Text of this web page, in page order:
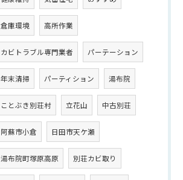
倉庫環境 高所作業
カビトラブル専門業者 パーテーション
年末清掃 パーティション 湯布院
ことぶき別荘村 立花山 中古別荘
阿蘇市小倉 日田市天ケ瀬
湯布院町塚原高原 別荘カビ取り